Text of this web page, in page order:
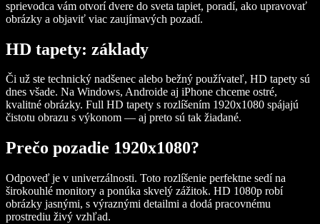
sprievodca vám otvorí dvere do sveta tapiet, poradí, ako upravovať
obrázky a objaviť viac zaujímavých pozadí.
HD tapety: základy
Či už ste technický nadšenec alebo bežný používateľ, HD tapety sú
dnes všade. Na Windows, Androide aj iPhone chceme ostré,
kvalitné obrázky. Full HD tapety s rozlíšením 1920x1080 spájajú
čistotu obrazu s výkonom — aj preto sú tak žiadané.
Prečo pozadie 1920x1080?
Odpoveď je v univerzálnosti. Toto rozlíšenie perfektne sedí na
širokouhlé monitory a ponúka skvelý zážitok. HD 1080p robí
obrázky jasnými, s výraznými detailmi a dodá pracovnému
prostrediu živý vzhľad.